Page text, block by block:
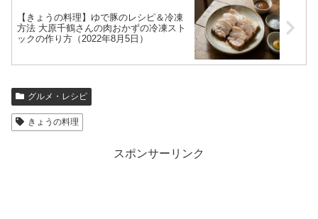
【きょうの料理】ゆで豚のレシピ＆冷凍
方法 大原千鶴さんの肉おかずの冷凍スト
ックの作り方（2022年8月5日）
グルメ・レシピ
きょうの料理
スポンサーリンク